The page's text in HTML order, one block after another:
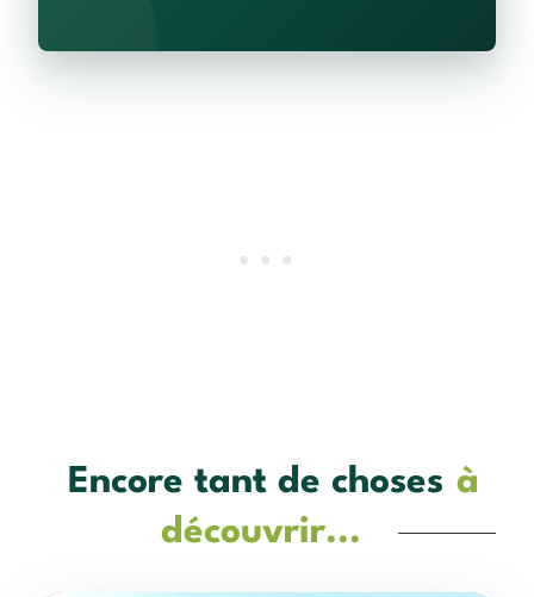
Encore tant de choses à
découvrir...